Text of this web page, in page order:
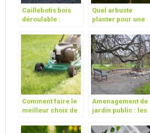
Caillebotis bois
déroulable :
Quel arbuste
planter pour une
dans votre jardin?
Comment faire le
meilleur choix de
du moment avec
Amenagement de
jardin public : les
prevoir !